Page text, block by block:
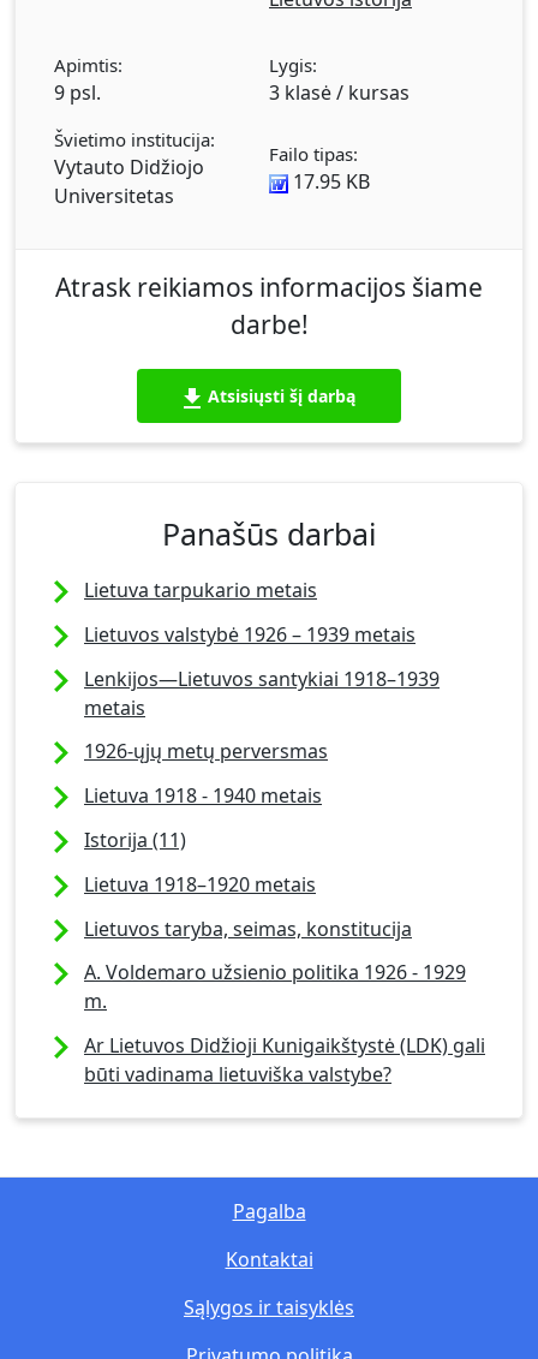
Apimtis:
9 psl.
Lygis:
3 klasė / kursas
Švietimo institucija:
Vytauto Didžiojo
Universitetas
Failo tipas:
17.95 KB
Atrask reikiamos informacijos šiame
darbe!
Atsisiųsti šį darbą
Panašūs darbai
Lietuva tarpukario metais
Lietuvos valstybė 1926 – 1939 metais
Lenkijos—Lietuvos santykiai 1918–1939
metais
1926-ųjų metų perversmas
Lietuva 1918 - 1940 metais
Istorija (11)
Lietuva 1918–1920 metais
Lietuvos taryba, seimas, konstitucija
A. Voldemaro užsienio politika 1926 - 1929
m.
Ar Lietuvos Didžioji Kunigaikštystė (LDK) gali
būti vadinama lietuviška valstybe?
Sąlygos ir taisyklės
Kontaktai
Pagalba